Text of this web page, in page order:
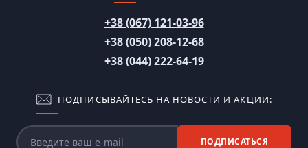
+38 (067) 121-03-96
+38 (050) 208-12-68
+38 (044) 222-64-19
ПОДПИСЫВАЙТЕСЬ НА НОВОСТИ И АКЦИИ:
ПОДПИСАТЬСЯ